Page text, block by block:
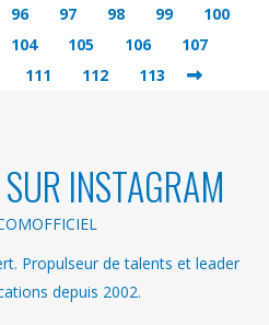
96 97 98 99
100
104 105 106
107
111 112 113
INSTAGRAM
Propulseur de talents et leader
depuis 2002.